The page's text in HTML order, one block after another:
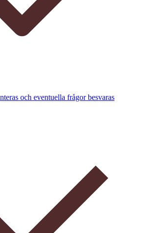
och eventuella frågor besvaras